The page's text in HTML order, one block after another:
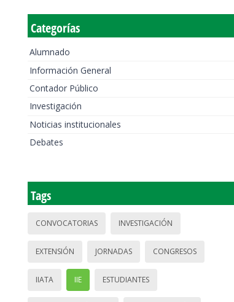
Categorías
Alumnado
Información General
Contador Público
Investigación
Noticias institucionales
Debates
Tags
CONVOCATORIAS INVESTIGACIÓN
EXTENSIÓN JORNADAS CONGRESOS
IIATA IIE ESTUDIANTES